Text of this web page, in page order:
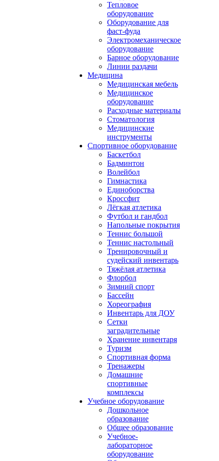
Тепловое
оборудование
Оборудование для
фаст-фуда
Электромеханическое
оборудование
Барное оборудование
Линии раздачи
Медицина
Медицинская мебель
Медицинское
оборудование
Расходные материалы
Стоматология
Медицинские
инструменты
Спортивное оборудование
Баскетбол
Бадминтон
Волейбол
Гимнастика
Единоборства
Кроссфит
Лёгкая атлетика
Футбол и гандбол
Напольные покрытия
Теннис большой
Теннис настольный
Тренировочный и
судейский инвентарь
Тяжёлая атлетика
Флорбол
Зимний спорт
Бассейн
Хореография
Инвентарь для ДОУ
Сетки
заградительные
Хранение инвентаря
Туризм
Спортивная форма
Тренажеры
Домашние
спортивные
комплексы
Учебное оборудование
Дошкольное
образование
Общее образование
Учебное-
лабораторное
оборудование